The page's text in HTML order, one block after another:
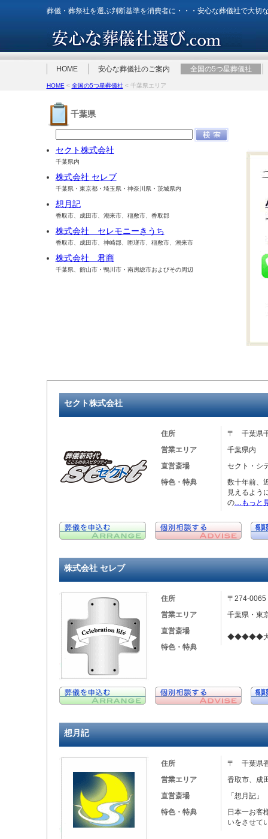
葬儀・葬祭社を選ぶ判断基準を消費者に・・・安心な葬儀社で大切
HOME 安心な葬儀社のご案内 全国の5つ星葬儀社
HOME < 全国の5つ星葬儀社< 千葉県エリア
千葉県
セクト株式会社
千葉県内
株式会社 セレブ
千葉県・東京都・埼玉県・神奈川県・茨城県内
想月記
香取市、成田市、潮来市、稲敷市、香取郡
株式会社 セレモニーきうち
香取市、成田市、神崎郡、匝瑳市、稲敷市、潮来市
株式会社 君商
千葉県、館山市・鴨川市・南房総市およびその周辺
セクト株式会社
住所
〒 千葉県
営業エリア
千葉県内
直営斎場
セクト・シ
特色・特典
数十年前、
見えるよう
の…もっと
株式会社 セレブ
住所
〒274-
営業エリア
千葉県・東
直営斎場
特色・特典
◆◆◆◆◆大
想月記
住所
〒 千葉県
営業エリア
香取市、成
直営斎場
「想月記」
特色・特典
日本一お客
いをさせて